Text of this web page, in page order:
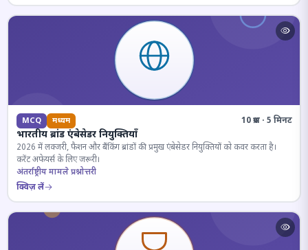
MCQ मध्यम 10 प्रश्न · 5 मिनट
भारतीय ब्रांड एंबेसेडर नियुक्तियाँ
2026 में लक्जरी, फैशन और बैंकिंग ब्रांडों की प्रमुख एंबेसेडर नियुक्तियों को कवर करता है।
करेंट अफेयर्स के लिए जरूरी।
अंतर्राष्ट्रीय मामले प्रश्नोत्तरी
क्विज़ लें